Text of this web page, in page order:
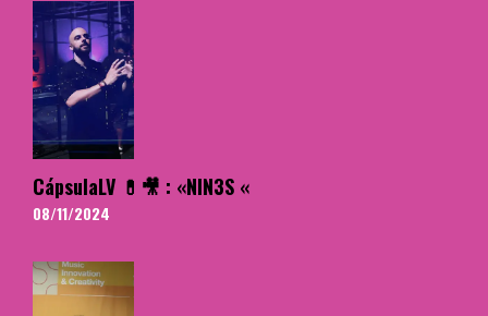
CápsulaLV 💊🎥 : «NIN3S «
08/11/2024